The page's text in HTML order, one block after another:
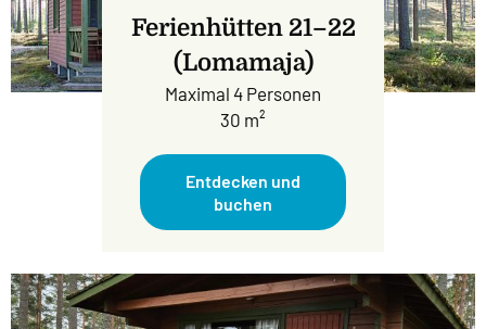
Ferienhütten 21–22
(Lomamaja)
Maximal 4 Personen
30 m²
Entdecken und
buchen